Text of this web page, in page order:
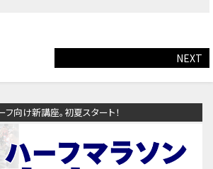
NEXT
フ向け新講座。初夏スタート！